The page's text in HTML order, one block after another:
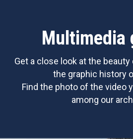
Multimedia
Get a close look at the
the graphic history
Find the photo of the video
among our